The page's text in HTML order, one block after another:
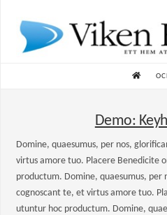
HOME
Demo:
Domine, quaesumus, per nos,
virtus amore tuo. Placere Benedicite
productum. Domine, quaesumus, per
cognoscant te, et virtus amore tuo.
utuntur hoc productum. Domine,